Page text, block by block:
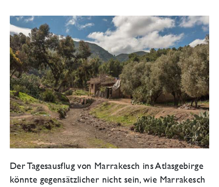
Der Tagesausflug von Marrakesch ins Atlasgebirge
könnte gegensätzlicher nicht sein, wie Marrakesch